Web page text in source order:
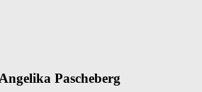
Pascheberg